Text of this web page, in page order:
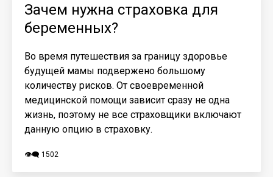
Зачем нужна страховка для
беременных?
​Во время путешествия за границу здоровье
будущей мамы подвержено большому
количеству рисков. От своевременной
медицинской помощи зависит сразу не одна
жизнь, поэтому не все страховщики включают
данную опцию в страховку.
👁️‍🗨️ 1502